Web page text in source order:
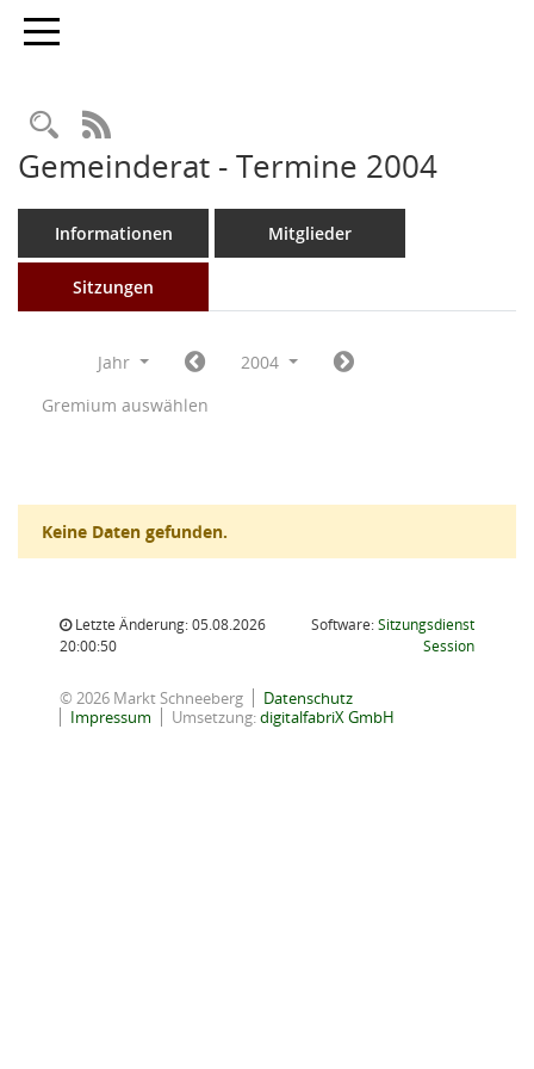
Toggle navigation
Rechercheauswahl
RSS-Feed
Gemeinderat - Termine 2004
Informationen Mitglieder
Sitzungen
Jahr
2004
Gremium auswählen
Keine Daten gefunden.
Letzte Änderung: 05.08.2026
20:00:50
Software:Sitzungsdienst
Session(Wird in
© 2026 Markt Schneeberg
Datenschutz
Impressum
Umsetzung:digitalfabriX GmbH